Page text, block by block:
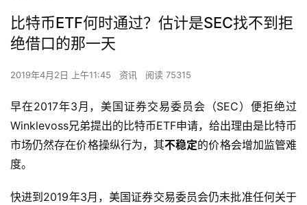
比特币ETF何时通过？估计是SEC找不到拒
绝借口的那一天
2019年4月2日 上午11:45 资讯 阅读 75315
早在2017年3月，美国证券交易委员会（SEC）便拒绝过
Winklevoss兄弟提出的比特币ETF申请，给出理由是比特币
市场仍然存在价格操纵行为，其不稳定的价格会增加监管难
度。
快进到2019年3月，美国证券交易委员会仍未批准任何关于